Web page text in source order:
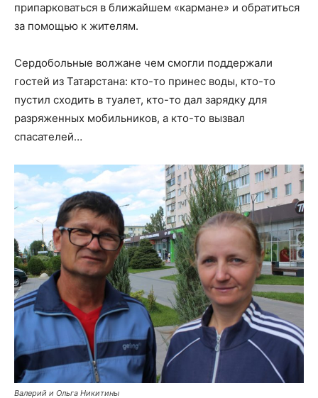
припарковаться в ближайшем «кармане» и обратиться
за помощью к жителям.
Сердобольные волжане чем смогли поддержали
гостей из Татарстана: кто-то принес воды, кто-то
пустил сходить в туалет, кто-то дал зарядку для
разряженных мобильников, а кто-то вызвал
спасателей…
Валерий и Ольга Никитины